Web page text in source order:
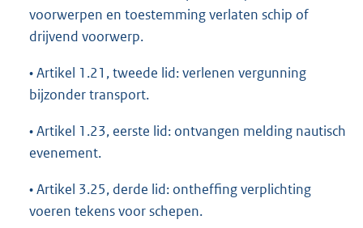
voorwerpen en toestemming verlaten schip of
drijvend voorwerp.
• Artikel 1.21, tweede lid: verlenen vergunning
bijzonder transport.
• Artikel 1.23, eerste lid: ontvangen melding nautisch
evenement.
• Artikel 3.25, derde lid: ontheffing verplichting
voeren tekens voor schepen.